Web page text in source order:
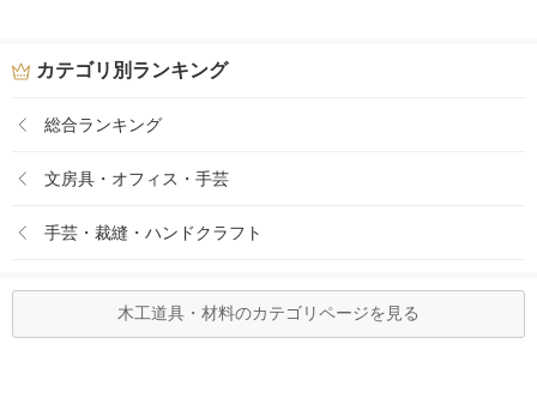
カテゴリ別ランキング
総合ランキング
文房具・オフィス・手芸
手芸・裁縫・ハンドクラフト
木工道具・材料のカテゴリページを見る